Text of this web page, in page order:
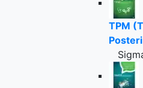
TPM
Posteri